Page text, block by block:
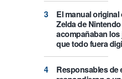
El manual
Zelda de
acompañaban
que todo fuera
Responsables de